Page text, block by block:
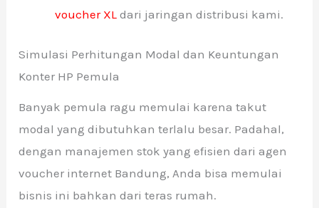
voucher XL dari jaringan distribusi kami.
Simulasi Perhitungan Modal dan Keuntungan
Konter HP Pemula
Banyak pemula ragu memulai karena takut
modal yang dibutuhkan terlalu besar. Padahal,
dengan manajemen stok yang efisien dari agen
voucher internet Bandung, Anda bisa memulai
bisnis ini bahkan dari teras rumah.